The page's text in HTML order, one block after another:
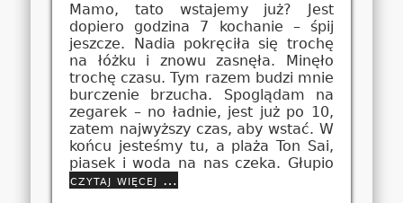
Mamo, tato wstajemy już? Jest
dopiero godzina 7 kochanie – śpij
jeszcze. Nadia pokręciła się trochę
na łóżku i znowu zasnęła. Minęło
trochę czasu. Tym razem budzi mnie
burczenie brzucha. Spoglądam na
zegarek – no ładnie, jest już po 10,
zatem najwyższy czas, aby wstać. W
końcu jesteśmy tu, a plaża Ton Sai,
piasek i woda na nas czeka. Głupio
czytaj więcej …